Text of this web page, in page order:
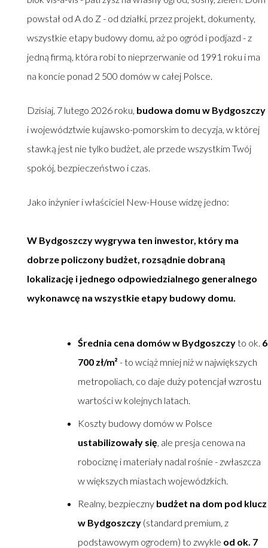
powstał od A do Z - od działki, przez projekt, dokumenty,
wszystkie etapy budowy domu, aż po ogród i podjazd - z
jedną firmą, która robi to nieprzerwanie od 1991 roku i ma
na koncie ponad 2 500 domów w całej Polsce.
Dzisiaj, 7 lutego 2026 roku, budowa domu w Bydgoszczy
i województwie kujawsko-pomorskim to decyzja, w której
stawką jest nie tylko budżet, ale przede wszystkim Twój
spokój, bezpieczeństwo i czas.
Jako inżynier i właściciel New-House widzę jedno:
W Bydgoszczy wygrywa ten inwestor, który ma
dobrze policzony budżet, rozsądnie dobraną
lokalizację i jednego odpowiedzialnego generalnego
wykonawcę na wszystkie etapy budowy domu.
Średnia cena domów w Bydgoszczyto ok. 6
700 zł/m² - to wciąż mniej niż w największych
metropoliach, co daje duży potencjał wzrostu
wartości w kolejnych latach.
Koszty budowy domów w Polsce
ustabilizowały się, ale presja cenowa na
robociznę i materiały nadal rośnie - zwłaszcza
w większych miastach wojewódzkich.
Realny, bezpieczny budżet na dom pod klucz
w Bydgoszczy (standard premium, z
podstawowym ogrodem) to zwykle od ok. 7